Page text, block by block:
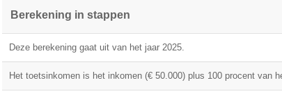
Berekening in stappen
Deze berekening gaat uit van het jaar 2025.
Het toetsinkomen is het inkomen (€ 50.000) plus 100 procent van